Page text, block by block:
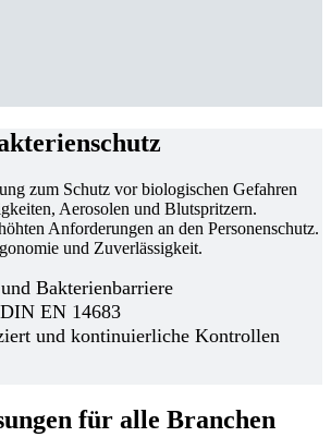
zum Schutz vor biologischen Gefahren
Aerosolen und Blutspritzern.
Anforderungen an den Personenschutz.
und Zuverlässigkeit.
Bakterienbarriere
EN 14683
und kontinuierliche Kontrollen
für alle Branchen